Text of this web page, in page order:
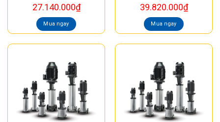
27.140.000₫
Mua ngay
39.820.000₫
Mua ngay